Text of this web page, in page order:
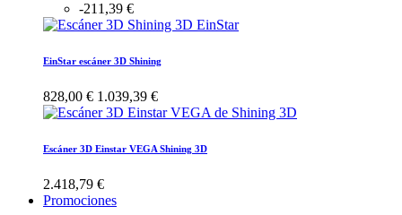
-211,39 €
EinStar escáner 3D Shining
828,00 € 1.039,39 €
Escáner 3D Einstar VEGA Shining 3D
2.418,79 €
Promociones